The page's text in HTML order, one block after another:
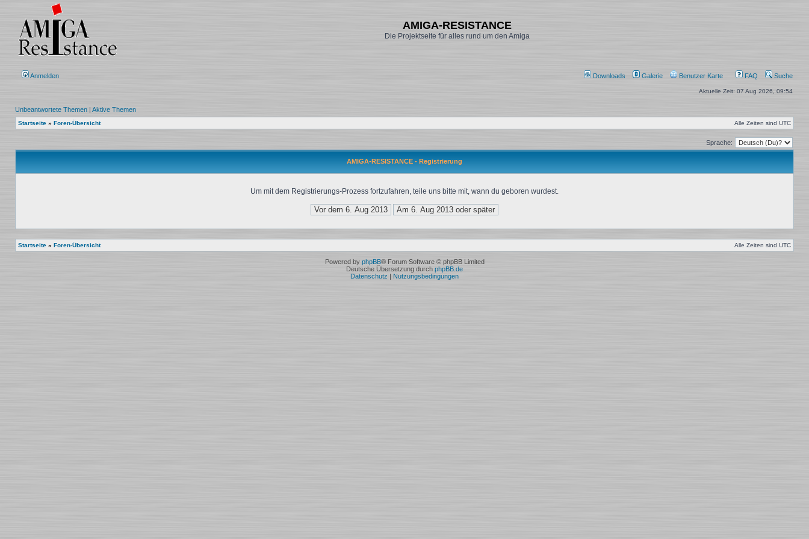
AMIGA-RESISTANCE
Die Projektseite für alles rund um den Amiga
Anmelden Downloads Galerie Benutzer Karte FAQ Suche
Aktuelle Zeit: 07 Aug 2026, 09:54
Unbeantwortete Themen | Aktive Themen
Startseite » Foren-Übersicht Alle Zeiten sind UTC
Sprache:
AMIGA-RESISTANCE - Registrierung
Um mit dem Registrierungs-Prozess fortzufahren, teile uns bitte mit, wann du geboren wurdest.
Startseite » Foren-Übersicht Alle Zeiten sind UTC
Powered by phpBB® Forum Software © phpBB Limited
Deutsche Übersetzung durch phpBB.de
Datenschutz | Nutzungsbedingungen